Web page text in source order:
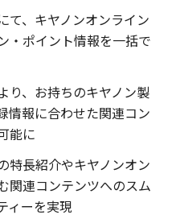
て、キヤノンオンライン
・ポイント情報を一括で
り、お持ちのキヤノン製
情報に合わせた関連コン
能に
特長紹介やキヤノンオン
関連コンテンツへのスム
ィーを実現